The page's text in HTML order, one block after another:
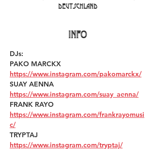
Deutschland
INFO
DJs:
PAKO MARCKX
https://www.instagram.com/pakomarckx/
SUAY AENNA
https://www.instagram.com/suay_aenna/
FRANK RAYO
https://www.instagram.com/frankrayomusi
c/
TRYPTAJ
https://www.instagram.com/tryptaj/